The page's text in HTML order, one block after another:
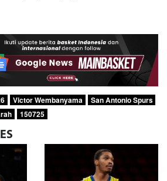
Victor Wembanyama
San Antonio Spurs
150725